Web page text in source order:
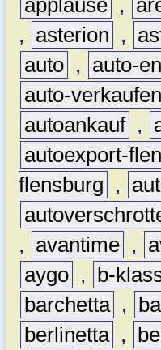
applause ,
,
asterion ,
auto , auto-
auto-
autoankauf ,
autoexport-
flensburg
,
,
avantime ,
aygo , b-
barchetta ,
berlinetta ,